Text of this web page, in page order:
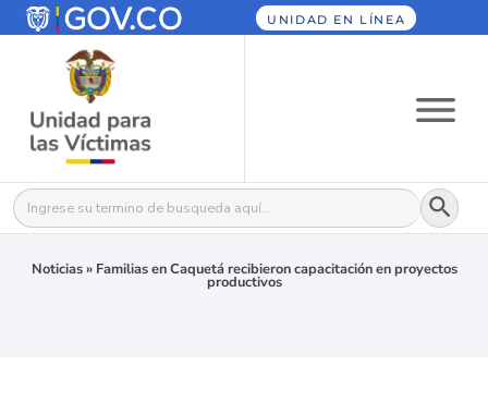
UNIDAD EN LÍNEA
Buscar: Botón
Noticias» Familias en Caquetá recibieron capacitación en proyectos
productivos